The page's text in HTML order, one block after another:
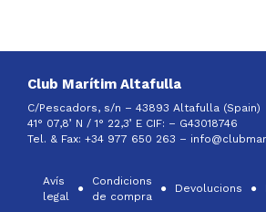
Club Marítim Altafulla
C/Pescadors, s/n – 43893 Altafulla (Spain)
41° 07,8’ N / 1° 22,3’ E CIF: – G43018746
Tel. & Fax: +34 977 650 263 –
Avís
legal
Condicions
de compra
Devolucions